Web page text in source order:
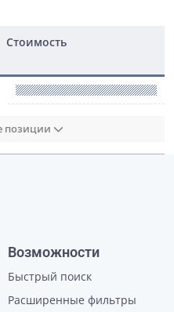
Стоимость
позиции
Возможности
Быстрый поиск
Расширенные фильтры